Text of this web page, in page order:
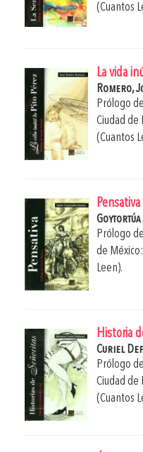
(Cuantos
La vida
Romero,
Prólogo de
Ciudad de
(Cuantos
Pensativa
Goytortúa
Prólogo de
de
Leen).
Historia
Curiel
Prólogo de
Ciudad de
(Cuantos